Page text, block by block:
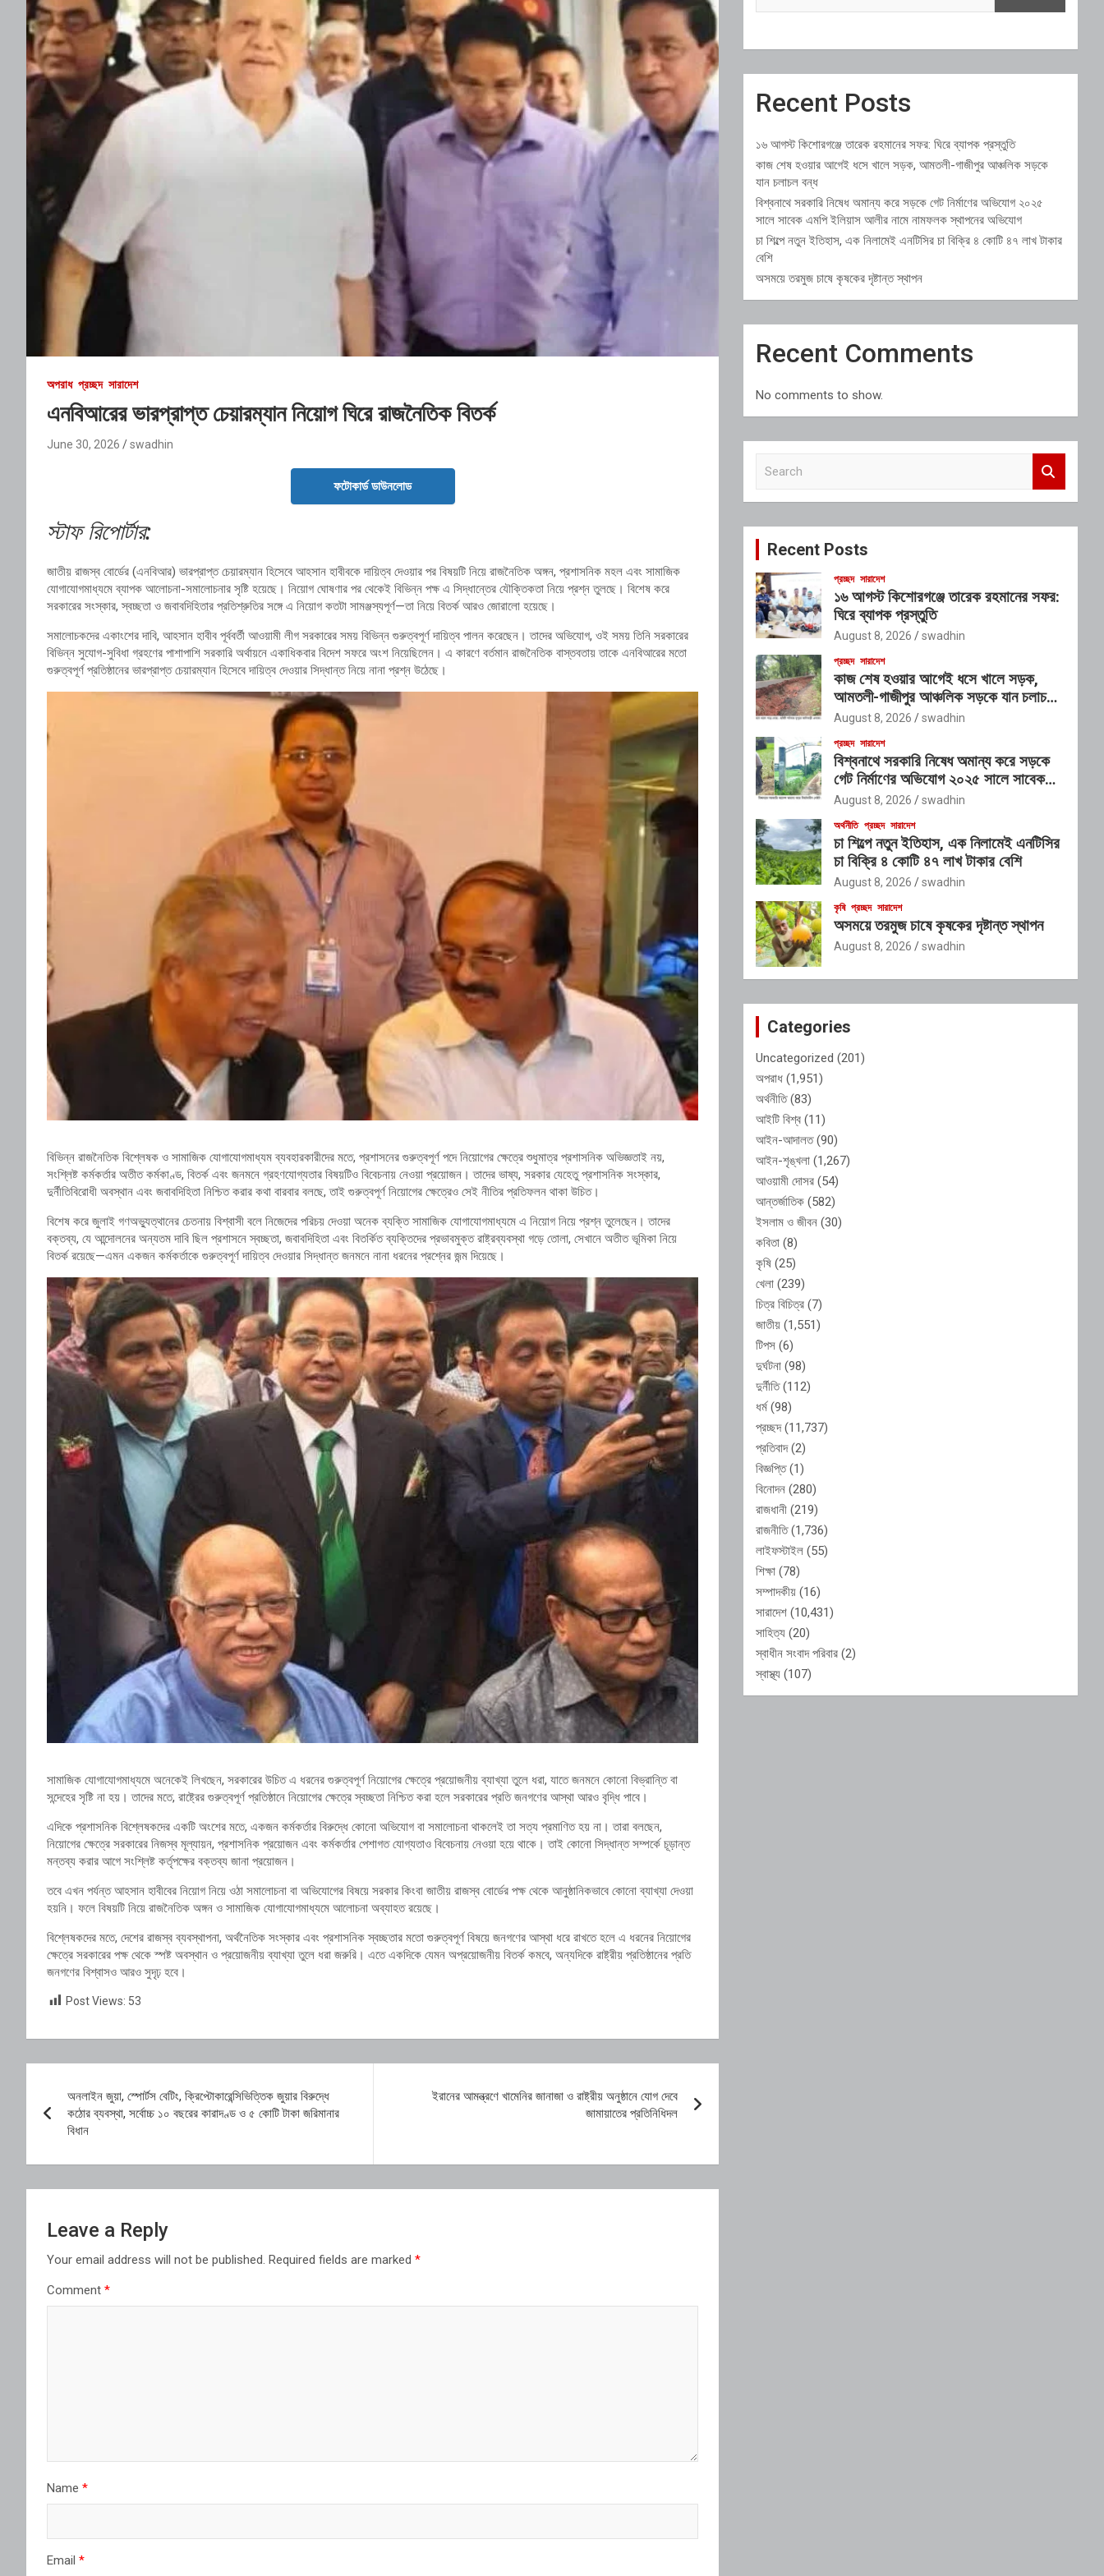
অপরাধ প্রচ্ছদ সারাদেশ
এনবিআরের ভারপ্রাপ্ত চেয়ারম্যান নিয়োগ ঘিরে রাজনৈতিক বিতর্ক
June 30, 2026 swadhin
ফটোকার্ড ডাউনলোড
স্টাফ রিপোর্টার:
জাতীয় রাজস্ব বোর্ডের (এনবিআর) ভারপ্রাপ্ত চেয়ারম্যান হিসেবে আহসান হাবীবকে দায়িত্ব দেওয়ার পর বিষয়টি নিয়ে রাজনৈতিক অঙ্গন, প্রশাসনিক মহল এবং সামাজিক
যোগাযোগমাধ্যমে ব্যাপক আলোচনা-সমালোচনার সৃষ্টি হয়েছে। নিয়োগ ঘোষণার পর থেকেই বিভিন্ন পক্ষ এ সিদ্ধান্তের যৌক্তিকতা নিয়ে প্রশ্ন তুলছে। বিশেষ করে
সরকারের সংস্কার, স্বচ্ছতা ও জবাবদিহিতার প্রতিশ্রুতির সঙ্গে এ নিয়োগ কতটা সামঞ্জস্যপূর্ণ—তা নিয়ে বিতর্ক আরও জোরালো হয়েছে।
সমালোচকদের একাংশের দাবি, আহসান হাবীব পূর্ববর্তী আওয়ামী লীগ সরকারের সময় বিভিন্ন গুরুত্বপূর্ণ দায়িত্ব পালন করেছেন। তাদের অভিযোগ, ওই সময় তিনি সরকারের
বিভিন্ন সুযোগ-সুবিধা গ্রহণের পাশাপাশি সরকারি অর্থায়নে একাধিকবার বিদেশ সফরে অংশ নিয়েছিলেন। এ কারণে বর্তমান রাজনৈতিক বাস্তবতায় তাকে এনবিআরের মতো
গুরুত্বপূর্ণ প্রতিষ্ঠানের ভারপ্রাপ্ত চেয়ারম্যান হিসেবে দায়িত্ব দেওয়ার সিদ্ধান্ত নিয়ে নানা প্রশ্ন উঠেছে।
বিভিন্ন রাজনৈতিক বিশ্লেষক ও সামাজিক যোগাযোগমাধ্যম ব্যবহারকারীদের মতে, প্রশাসনের গুরুত্বপূর্ণ পদে নিয়োগের ক্ষেত্রে শুধুমাত্র প্রশাসনিক অভিজ্ঞতাই নয়,
সংশ্লিষ্ট কর্মকর্তার অতীত কর্মকাণ্ড, বিতর্ক এবং জনমনে গ্রহণযোগ্যতার বিষয়টিও বিবেচনায় নেওয়া প্রয়োজন। তাদের ভাষ্য, সরকার যেহেতু প্রশাসনিক সংস্কার,
দুর্নীতিবিরোধী অবস্থান এবং জবাবদিহিতা নিশ্চিত করার কথা বারবার বলছে, তাই গুরুত্বপূর্ণ নিয়োগের ক্ষেত্রেও সেই নীতির প্রতিফলন থাকা উচিত।
বিশেষ করে জুলাই গণঅভ্যুত্থানের চেতনায় বিশ্বাসী বলে নিজেদের পরিচয় দেওয়া অনেক ব্যক্তি সামাজিক যোগাযোগমাধ্যমে এ নিয়োগ নিয়ে প্রশ্ন তুলেছেন। তাদের
বক্তব্য, যে আন্দোলনের অন্যতম দাবি ছিল প্রশাসনে স্বচ্ছতা, জবাবদিহিতা এবং বিতর্কিত ব্যক্তিদের প্রভাবমুক্ত রাষ্ট্রব্যবস্থা গড়ে তোলা, সেখানে অতীত ভূমিকা নিয়ে
বিতর্ক রয়েছে—এমন একজন কর্মকর্তাকে গুরুত্বপূর্ণ দায়িত্ব দেওয়ার সিদ্ধান্ত জনমনে নানা ধরনের প্রশ্নের জন্ম দিয়েছে।
সামাজিক যোগাযোগমাধ্যমে অনেকেই লিখছেন, সরকারের উচিত এ ধরনের গুরুত্বপূর্ণ নিয়োগের ক্ষেত্রে প্রয়োজনীয় ব্যাখ্যা তুলে ধরা, যাতে জনমনে কোনো বিভ্রান্তি বা
সন্দেহের সৃষ্টি না হয়। তাদের মতে, রাষ্ট্রের গুরুত্বপূর্ণ প্রতিষ্ঠানে নিয়োগের ক্ষেত্রে স্বচ্ছতা নিশ্চিত করা হলে সরকারের প্রতি জনগণের আস্থা আরও বৃদ্ধি পাবে।
এদিকে প্রশাসনিক বিশ্লেষকদের একটি অংশের মতে, একজন কর্মকর্তার বিরুদ্ধে কোনো অভিযোগ বা সমালোচনা থাকলেই তা সত্য প্রমাণিত হয় না। তারা বলছেন,
নিয়োগের ক্ষেত্রে সরকারের নিজস্ব মূল্যায়ন, প্রশাসনিক প্রয়োজন এবং কর্মকর্তার পেশাগত যোগ্যতাও বিবেচনায় নেওয়া হয়ে থাকে। তাই কোনো সিদ্ধান্ত সম্পর্কে চূড়ান্ত
মন্তব্য করার আগে সংশ্লিষ্ট কর্তৃপক্ষের বক্তব্য জানা প্রয়োজন।
তবে এখন পর্যন্ত আহসান হাবীবের নিয়োগ নিয়ে ওঠা সমালোচনা বা অভিযোগের বিষয়ে সরকার কিংবা জাতীয় রাজস্ব বোর্ডের পক্ষ থেকে আনুষ্ঠানিকভাবে কোনো ব্যাখ্যা দেওয়া
হয়নি। ফলে বিষয়টি নিয়ে রাজনৈতিক অঙ্গন ও সামাজিক যোগাযোগমাধ্যমে আলোচনা অব্যাহত রয়েছে।
বিশ্লেষকদের মতে, দেশের রাজস্ব ব্যবস্থাপনা, অর্থনৈতিক সংস্কার এবং প্রশাসনিক স্বচ্ছতার মতো গুরুত্বপূর্ণ বিষয়ে জনগণের আস্থা ধরে রাখতে হলে এ ধরনের নিয়োগের
ক্ষেত্রে সরকারের পক্ষ থেকে স্পষ্ট অবস্থান ও প্রয়োজনীয় ব্যাখ্যা তুলে ধরা জরুরি। এতে একদিকে যেমন অপ্রয়োজনীয় বিতর্ক কমবে, অন্যদিকে রাষ্ট্রীয় প্রতিষ্ঠানের প্রতি
জনগণের বিশ্বাসও আরও সুদৃঢ় হবে।
Post Views: 53
navigation
অনলাইন জুয়া, স্পোর্টস বেটিং, ক্রিপ্টোকারেন্সিভিত্তিক জুয়ার বিরুদ্ধে
কঠোর ব্যবস্থা, সর্বোচ্চ ১০ বছরের কারাদণ্ড ও ৫ কোটি টাকা জরিমানার
বিধান
ইরানের আমন্ত্রণে খামেনির জানাজা ও রাষ্ট্রীয় অনুষ্ঠানে যোগ দেবে
জামায়াতের প্রতিনিধিদল
Leave a Reply
Your email address will not be published. Required fields are marked *
Comment *
Name *
Email *
Recent Posts
১৬ আগস্ট কিশোরগঞ্জে তারেক রহমানের সফর: ঘিরে ব্যাপক প্রস্তুতি
কাজ শেষ হওয়ার আগেই ধসে খালে সড়ক, আমতলী-গাজীপুর আঞ্চলিক সড়কে
যান চলাচল বন্ধ
বিশ্বনাথে সরকারি নিষেধ অমান্য করে সড়কে গেট নির্মাণের অভিযোগ ২০২৫
সালে সাবেক এমপি ইলিয়াস আলীর নামে নামফলক স্থাপনের অভিযোগ
চা শিল্পে নতুন ইতিহাস, এক নিলামেই এনটিসির চা বিক্রি ৪ কোটি ৪৭ লাখ টাকার
বেশি
অসময়ে তরমুজ চাষে কৃষকের দৃষ্টান্ত স্থাপন
Recent Comments
No comments to show.
c
Recent Posts
প্রচ্ছদ সারাদেশ
১৬ আগস্ট কিশোরগঞ্জে তারেক রহমানের সফর:
ঘিরে ব্যাপক প্রস্তুতি
August 8, 2026 swadhin
প্রচ্ছদ সারাদেশ
কাজ শেষ হওয়ার আগেই ধসে খালে সড়ক,
আমতলী-গাজীপুর আঞ্চলিক সড়কে যান চলাচল
বন্ধ
August 8, 2026 swadhin
প্রচ্ছদ সারাদেশ
বিশ্বনাথে সরকারি নিষেধ অমান্য করে সড়কে
গেট নির্মাণের অভিযোগ ২০২৫ সালে সাবেক
এমপি ইলিয়াস আলীর নামে নামফলক স্থাপনের
অভিযোগ
August 8, 2026 swadhin
অর্থনীতি প্রচ্ছদ সারাদেশ
চা শিল্পে নতুন ইতিহাস, এক নিলামেই এনটিসির
চা বিক্রি ৪ কোটি ৪৭ লাখ টাকার বেশি
August 8, 2026 swadhin
কৃষি প্রচ্ছদ সারাদেশ
অসময়ে তরমুজ চাষে কৃষকের দৃষ্টান্ত স্থাপন
August 8, 2026 swadhin
Categories
Uncategorized (201)
অপরাধ (1,951)
অর্থনীতি(83)
আইটি বিশ্ব (11)
আইন-আদালত(90)
আইন-শৃঙ্খলা (1,267)
আওয়ামী দোসর (54)
আন্তর্জাতিক (582)
ইসলাম ও জীবন (30)
কবিতা (8)
কৃষি (25)
খেলা (239)
চিত্র বিচিত্র (7)
জাতীয় (1,551)
টিপস (6)
দুর্ঘটনা (98)
দুর্নীতি(112)
ধর্ম(98)
প্রচ্ছদ(11,737)
প্রতিবাদ(2)
বিজ্ঞপ্তি(1)
বিনোদন (280)
রাজধানী (219)
রাজনীতি(1,736)
লাইফস্টাইল (55)
শিক্ষা (78)
সম্পাদকীয় (16)
সারাদেশ (10,431)
সাহিত্য (20)
স্বাধীন সংবাদ পরিবার (2)
স্বাস্থ্য (107)